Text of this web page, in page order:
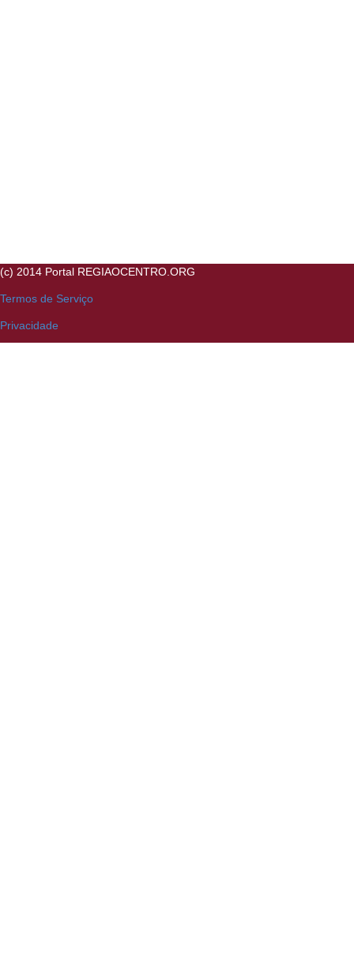
(c) 2014 Portal REGIAOCENTRO.ORG
Termos de Serviço
Privacidade